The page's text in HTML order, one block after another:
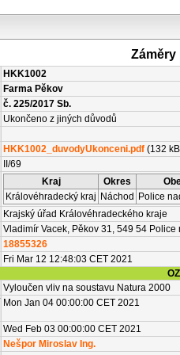
Záměry
HKK1002
Farma Pěkov
č. 225/2017 Sb.
Ukončeno z jiných důvodů
HKK1002_duvodyUkonceni.pdf (132
II/69
Kraj Okres
Královéhradecký kraj Náchod Police
Krajský úřad Královéhradeckého kraje
Vladimír Vacek, Pěkov 31, 549 54 Police
18855326
Fri Mar 12 12:48:03 CET 2021
Vyloučen vliv na soustavu Natura 2000
Mon Jan 04 00:00:00 CET 2021
Wed Feb 03 00:00:00 CET 2021
Nešpor Miroslav Ing.